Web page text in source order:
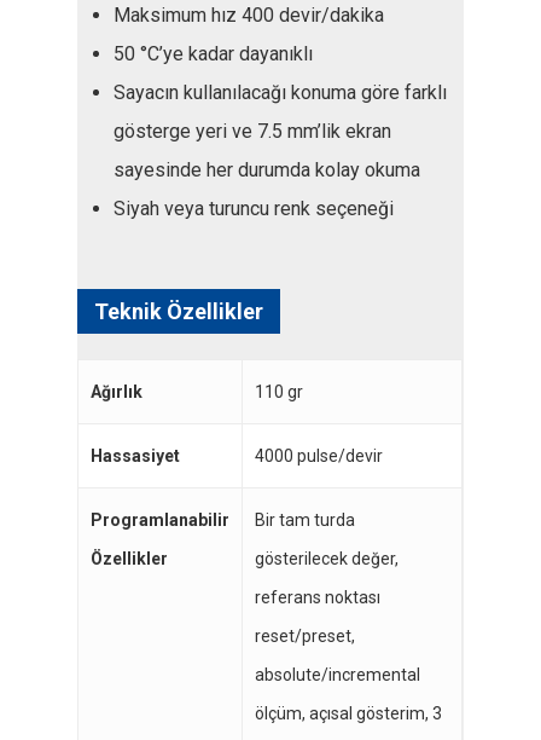
Maksimum hız 400 devir/dakika
50 °C’ye kadar dayanıklı
Sayacın kullanılacağı konuma göre farklı
gösterge yeri ve 7.5 mm’lik ekran
sayesinde her durumda kolay okuma
Siyah veya turuncu renk seçeneği
Teknik Özellikler
Ağırlık 110 gr
Hassasiyet 4000 pulse/devir
Programlanabilir
Özellikler
Bir tam turda
gösterilecek değer,
referans noktası
reset/preset,
absolute/incremental
ölçüm, açısal gösterim, 3